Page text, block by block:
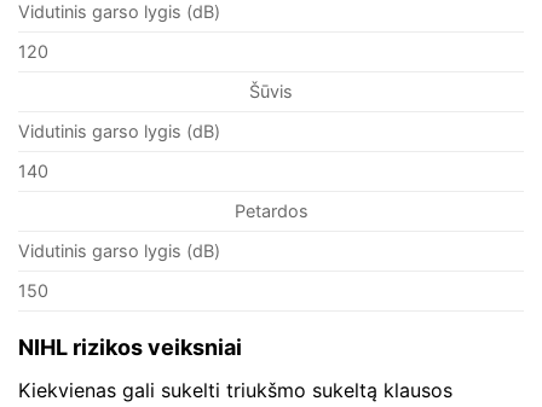
Vidutinis garso lygis (dB)
120
Šūvis
Vidutinis garso lygis (dB)
140
Petardos
Vidutinis garso lygis (dB)
150
NIHL rizikos veiksniai
Kiekvienas gali sukelti triukšmo sukeltą klausos